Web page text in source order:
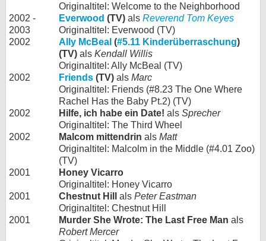
Originaltitel: Welcome to the Neighborhood
2002 -
2003
Everwood (TV) als Reverend Tom Keyes
Originaltitel: Everwood (TV)
2002
Ally McBeal (#5.11 Kinderüberraschung)
(TV) als Kendall Willis
Originaltitel: Ally McBeal (TV)
2002
Friends (TV) als Marc
Originaltitel: Friends (#8.23 The One Where
Rachel Has the Baby Pt.2) (TV)
2002
Hilfe, ich habe ein Date! als Sprecher
Originaltitel: The Third Wheel
2002
Malcom mittendrin als Matt
Originaltitel: Malcolm in the Middle (#4.01 Zoo)
(TV)
2001
Honey Vicarro
Originaltitel: Honey Vicarro
2001
Chestnut Hill als Peter Eastman
Originaltitel: Chestnut Hill
2001
Murder She Wrote: The Last Free Man als
Robert Mercer